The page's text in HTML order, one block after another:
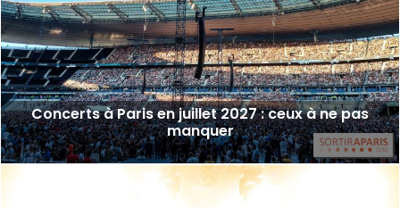
Concerts à Paris en juillet 2027 : ceux à ne pas
manquer